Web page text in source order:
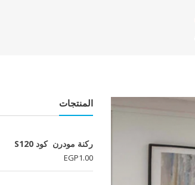
المنتجات
ركنة مودرن كود S120
EGP1.00